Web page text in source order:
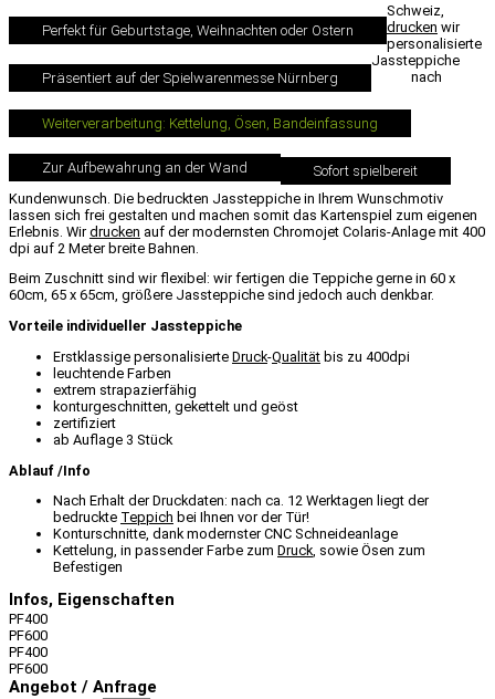
Perfekt für Geburtstage, Weihnachten oder Ostern
Präsentiert auf der Spielwarenmesse Nürnberg
Weiterverarbeitung: Kettelung, Ösen, Bandeinfassung
Zur Aufbewahrung an der Wand Sofort spielbereit
Schweiz,
drucken wir
personalisierte
Jassteppiche
nach
Kundenwunsch. Die bedruckten Jassteppiche in Ihrem Wunschmotiv
lassen sich frei gestalten und machen somit das Kartenspiel zum eigenen
Erlebnis. Wir drucken auf der modernsten Chromojet Colaris-Anlage mit 400
dpi auf 2 Meter breite Bahnen.
Beim Zuschnitt sind wir flexibel: wir fertigen die Teppiche gerne in 60 x
60cm, 65 x 65cm, größere Jassteppiche sind jedoch auch denkbar.
Vorteile individueller Jassteppiche
Erstklassige personalisierte Druck-Qualität bis zu 400dpi
leuchtende Farben
extrem strapazierfähig
konturgeschnitten, gekettelt und geöst
zertifiziert
ab Auflage 3 Stück
Ablauf /Info
Nach Erhalt der Druckdaten: nach ca. 12 Werktagen liegt der
bedruckte Teppich bei Ihnen vor der Tür!
Konturschnitte, dank modernster CNC Schneideanlage
Kettelung, in passender Farbe zum Druck, sowie Ösen zum
Befestigen
Infos, Eigenschaften
PF400
PF600
PF400
PF600
Angebot / Anfrage